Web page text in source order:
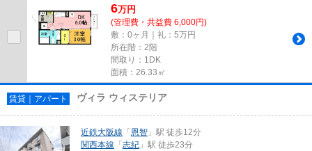
6万円
(管理費・共益費 6,000円)
敷：0ヶ月｜礼：5万円
所在階：2階
間取り：1DK
面積：26.33㎡
賃貸｜アパート ヴィラ ウィステリア
近鉄大阪線 「恩智 」駅 徒歩12分
関西本線 「志紀 」駅 徒歩23分